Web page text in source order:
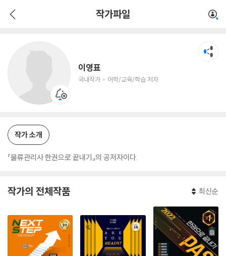
작가파일
이영표
국내작가 어학/교육/학습 저자
어학/교육/학습 저자
작가 소개
『물류관리사 한권으로 끝내기』의 공저자이다.
작가의 전체작품 최신순